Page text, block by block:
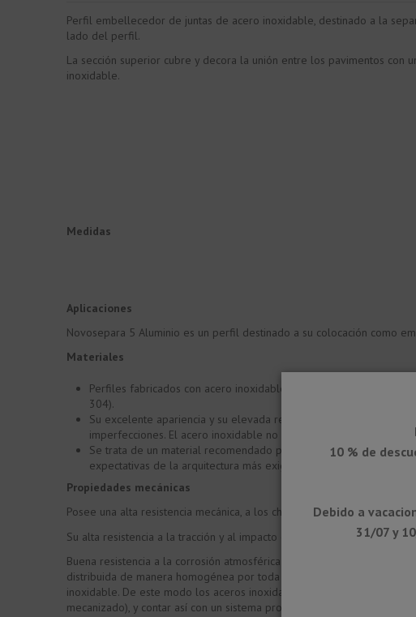
Perfil embellecedor de juntas de acero inoxidable, destinado a la
lado del perfil.
La sección superior cubre y decora la unión entre los pavimentos
inoxidable.
Medidas
Aplicaciones
Novosepara 5 Aluminio es un perfil destinado a su colocación como
Materiales
Perfiles fabricados con acero inoxidable AISI 304. Un acero
304).
Su excelente apariencia y su elevada resistencia caracterizan al
imperfecciones. El acero inoxidable no se oscurece con el tiempo.
Se trata de un material recomendado para establecimientos
expectativas de la arquitectura más exigente.
Propiedades mecánicas
Posee una alta resistencia mecánica, a los choques y una gran
Su alta resistencia a la tracción y al impacto evita que puedan
Buena resistencia a la corrosión atmosférica y a la oxidación debido
distribuida de manera homogénea por toda la superficie del
inoxidable. De este modo los aceros inoxidables pueden mantener su
mecanizado), y contar así con un sistema propio autoreparador de
10 % de
Debido a
31/07 y